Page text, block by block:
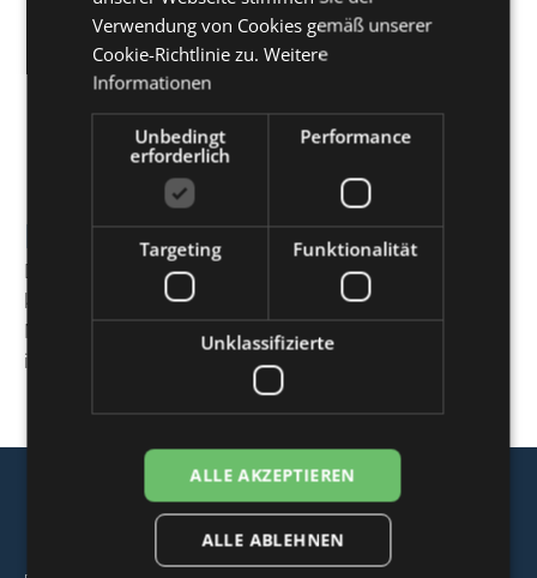
Presstation Bin
Die Presstation Bin ist ein unterirdischer Verdichter
kombiniert mit einem Kipper, für die Entleerung von
Minicontainern. Er ist speziell für den für den Betrieb
in Zentren oder Pflegeheimen.
Verwendung von Cookies gemäß unserer
Cookie-Richtlinie zu. Weitere
Informationen
Unbedingt
erforderlich
Performance
Targeting Funktionalität
Unklassifizierte
ALLE AKZEPTIEREN
ALLE ABLEHNEN